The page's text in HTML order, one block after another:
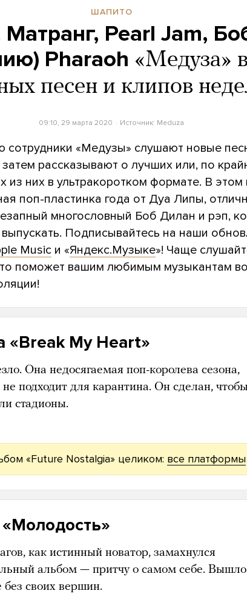
ШАПИТО
Pearl Jam,
Pharaoh «Медуза»
песен и клипов
09:10, 29 марта 2020 Источник: Meduza
«Медузы» слушают новые
рассказывают о лучших или, по
из них в ультракоротком формате. В этом
поп-пластинка года от Дуа Липы,
многословный Боб Дилан и рэп,
Подписывайтесь на наши
Music и «Яндекс.Музыке»! Чаще
поможет вашим любимым музыкантам
«Break My Heart»
Она недосягаемая поп-королева сезона,
подходит для карантина. Он сделан,
стадионы.
«Future Nostalgia» целиком: все платформы
как истинный новатор, замахнулся
альбом — притчу о самом себе. Вышло
без своих вершин.